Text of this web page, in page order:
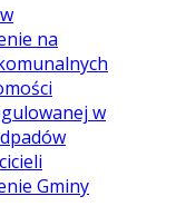
na
w
Gminy